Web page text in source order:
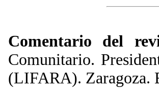
Comentario del
Comunitario.
(LIFARA). Zaragoza.